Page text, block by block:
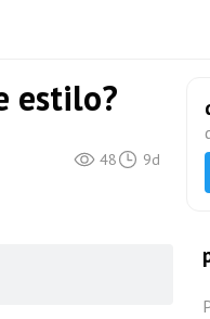
estilo?
48 9d